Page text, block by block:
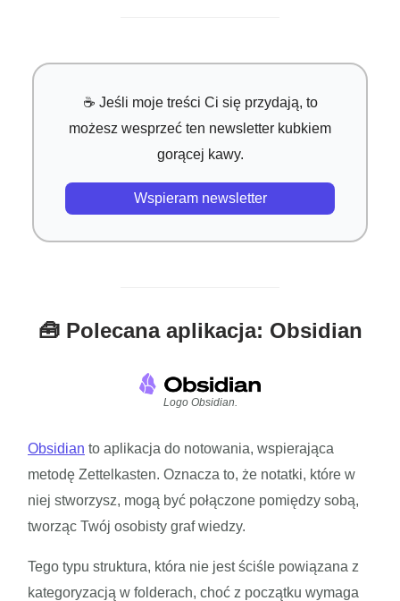
☕ Jeśli moje treści Ci się przydają, to
możesz wesprzeć ten newsletter kubkiem
gorącej kawy.
Wspieram newsletter
🧰 Polecana aplikacja: Obsidian
Logo Obsidian.
Obsidian to aplikacja do notowania, wspierająca
metodę Zettelkasten. Oznacza to, że notatki, które w
niej stworzysz, mogą być połączone pomiędzy sobą,
tworząc Twój osobisty graf wiedzy.
Tego typu struktura, która nie jest ściśle powiązana z
kategoryzacją w folderach, choć z początku wymaga